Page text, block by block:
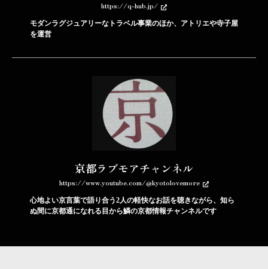
https://q-hub.jp/
モダンラグジュアリーなトラベル事業のほか、アトリエや寺子屋
を運営
京都ラブモアチャンネル
https://www.youtube.com/@kyotolovemore
心地よい京言葉で語り合う2人の軽快なお話を聴きながら、知ら
ぬ間に京都通になれる目から鱗の京都情報チャンネルです